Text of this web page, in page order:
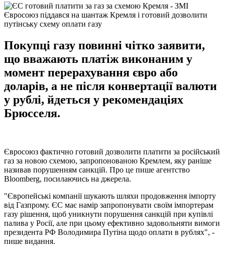
Євросоюз піддався на шантаж Кремля і готовий дозволити
путінську схему оплати газу
Покупці газу повинні чітко заявити,
що вважають платіж виконаним у
момент перерахування євро або
доларів, а не після конвертації валюти
у рублі, йдеться у рекомендаціях
Брюсселя.
Євросоюз фактично готовий дозволити платити за російський
газ за новою схемою, запропонованою Кремлем, яку раніше
називав порушенням санкцій. Про це пише агентство
Вloomberg, посилаючись на джерела.
"Європейські компанії шукають шляхи продовження імпорту
від Газпрому. ЄС має намір запропонувати своїм імпортерам
газу рішення, щоб уникнути порушення санкцій при купівлі
палива у Росії, але при цьому ефективно задовольняти вимоги
президента РФ Володимира Путіна щодо оплати в рублях", -
пише видання.